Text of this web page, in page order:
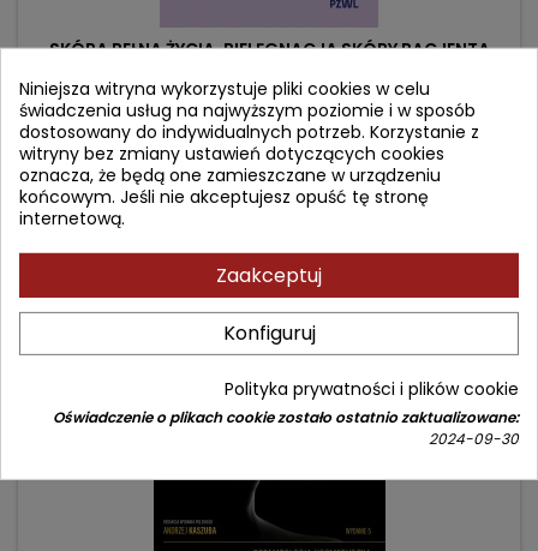
SKÓRA PEŁNA ŻYCIA. PIELĘGNACJA SKÓRY PACJENTA
Autor: Maja Brechelka
(0)
Cena
83,90 złCena
podstawowa
99,00 zł
- 24,10 zł
favorite_border
Niniejsza witryna wykorzystuje pliki cookies w celu
świadczenia usług na najwyższym poziomie i w sposób
dostosowany do indywidualnych potrzeb. Korzystanie z
witryny bez zmiany ustawień dotyczących cookies
oznacza, że będą one zamieszczane w urządzeniu
końcowym. Jeśli nie akceptujesz opuść tę stronę
internetową.
Zaakceptuj
Konfiguruj
Polityka prywatności i plików cookie
Oświadczenie o plikach cookie zostało ostatnio zaktualizowane:
2024-09-30